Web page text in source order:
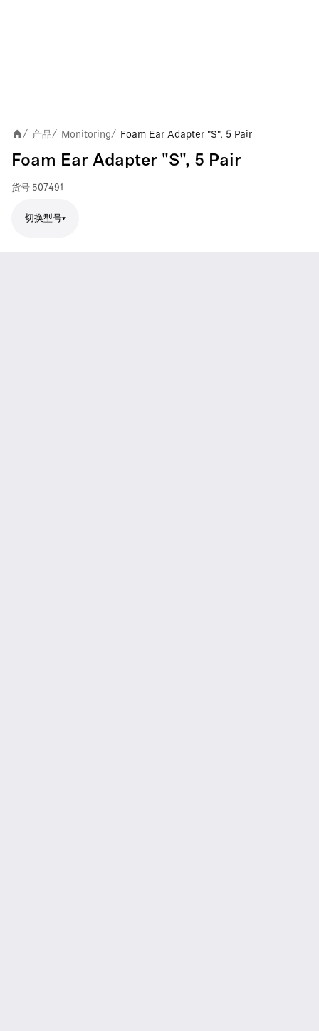
/ 产品/ Monitoring/ Foam Ear Adapter "S", 5 Pair
Foam Ear Adapter "S", 5 Pair
货号 507491
切换型号